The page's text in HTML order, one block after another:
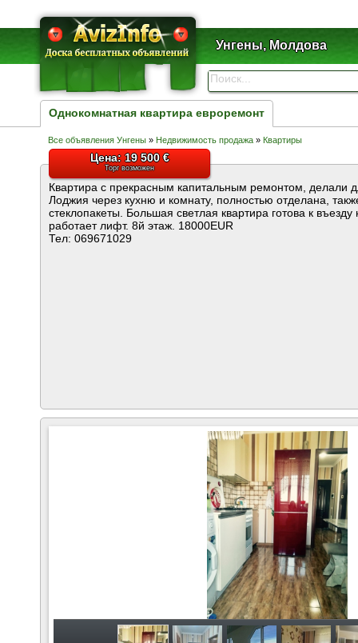
Унгены, Молдова
Однокомнатная квартира евроремонт
Все объявления Унгены » Недвижимость продажа » Квартиры
Цена: 19 500 €
Торг возможен
Квартира с прекрасным капитальным ремонтом, делали
Лоджия через кухню и комнату, полностью отделана,
стеклопакеты. Большая светлая квартира готова к
работает лифт. 8й этаж. 18000EUR
Тел: 069671029